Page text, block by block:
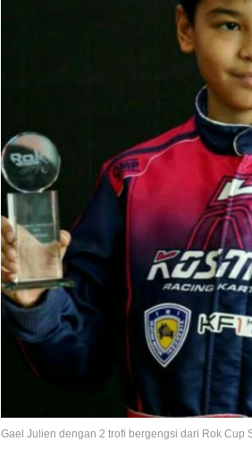
Gael Julien dengan 2 trofi bergengsi dari Rok Cup